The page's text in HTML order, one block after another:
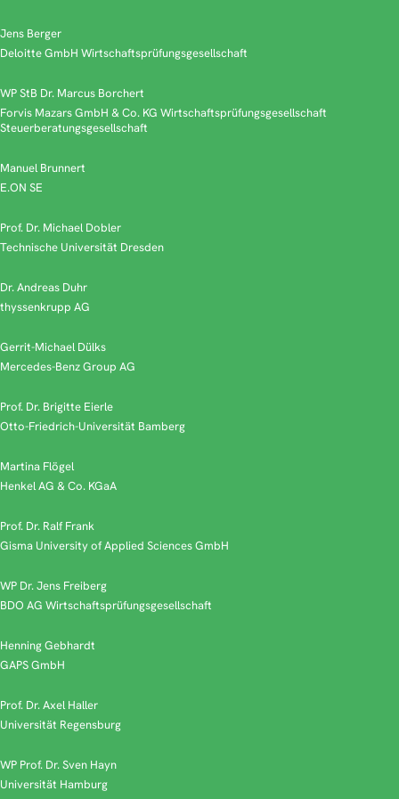
Jens Berger
Deloitte GmbH Wirtschaftsprüfungsgesellschaft
WP StB Dr. Marcus Borchert
Forvis Mazars GmbH & Co. KG Wirtschaftsprüfungsgesellschaft
Steuerberatungsgesellschaft
Manuel Brunnert
E.ON SE
Prof. Dr. Michael Dobler
Technische Universität Dresden
Dr. Andreas Duhr
thyssenkrupp AG
Gerrit-Michael Dülks
Mercedes-Benz Group AG
Prof. Dr. Brigitte Eierle
Otto-Friedrich-Universität Bamberg
Martina Flögel
Henkel AG & Co. KGaA
Prof. Dr. Ralf Frank
Gisma University of Applied Sciences GmbH
WP Dr. Jens Freiberg
BDO AG Wirtschaftsprüfungsgesellschaft
Henning Gebhardt
GAPS GmbH
Prof. Dr. Axel Haller
Universität Regensburg
WP Prof. Dr. Sven Hayn
Universität Hamburg